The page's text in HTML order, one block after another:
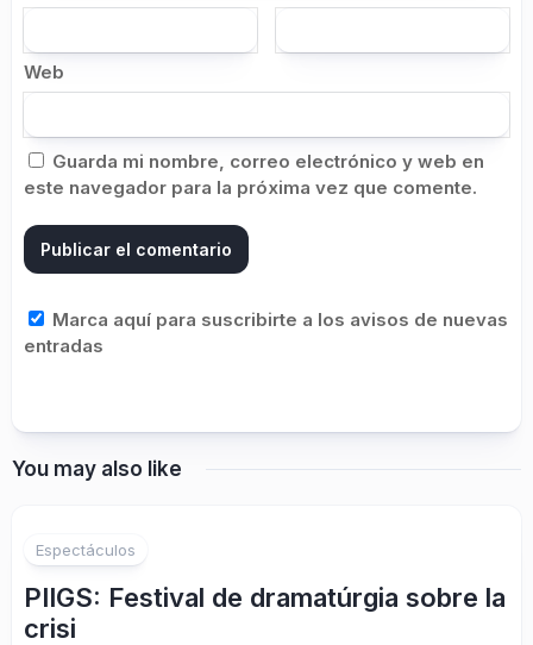
Web
Guarda mi nombre, correo electrónico y web en
este navegador para la próxima vez que comente.
Marca aquí para suscribirte a los avisos de nuevas
entradas
You may also like
Espectáculos
PIIGS: Festival de dramatúrgia sobre la
crisi